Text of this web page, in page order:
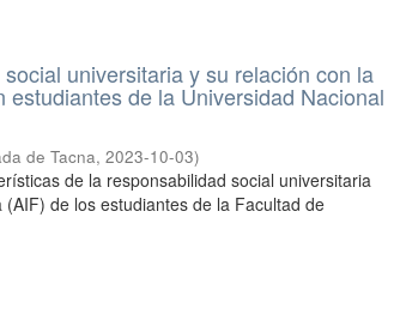
universitaria y su relación con la
de la Universidad Nacional
de Tacna,2023-10-03)
de la responsabilidad social universitaria
de los estudiantes de la Facultad de